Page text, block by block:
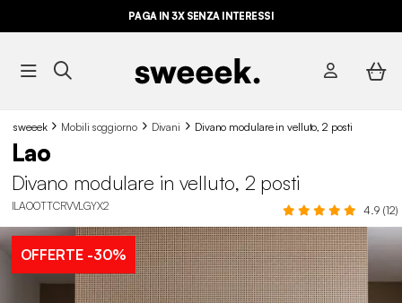
PAGA IN 3X SENZA INTERESSI
sweeek Mobili soggiorno Divani Divano modulare in velluto, 2 posti
Lao
Divano modulare in velluto, 2 posti
ILAOOTTCRVVLGYX2 4.9 (12)
OFFERTE-30%